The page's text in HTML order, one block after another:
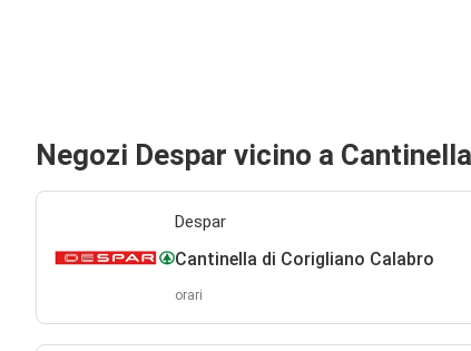
Negozi Despar vicino a
Despar
Cantinella di Corigliano Calabro
orari